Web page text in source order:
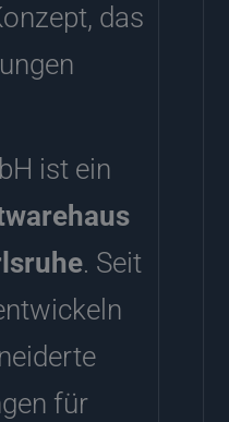
das
ist ein
. Seit
für